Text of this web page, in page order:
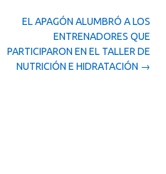
EL APAGÓN ALUMBRÓ A LOS
ENTRENADORES QUE
PARTICIPARON EN EL TALLER DE
NUTRICIÓN E HIDRATACIÓN →